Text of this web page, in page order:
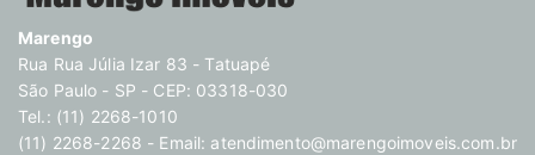
Marengo
Rua Rua Júlia Izar 83 - Tatuapé
São Paulo - SP - CEP: 03318-030
Tel.: (11) 2268-1010
(11) 2268-2268 - Email: atendimento@marengoimoveis.com.br